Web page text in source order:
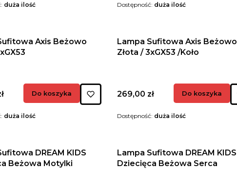
duża ilość Dostępność: duża ilość
Axis Beżowo
Do koszyka
duża ilość
Lampa Sufitowa Axis Beżowo
Złota / 3xGX53 /Koło
Cena
269,00 zł Do koszyka
Dostępność: duża ilość
DREAM KIDS
Beżowa Motylki
Lampa Sufitowa DREAM KIDS
Dziecięca Beżowa Serca